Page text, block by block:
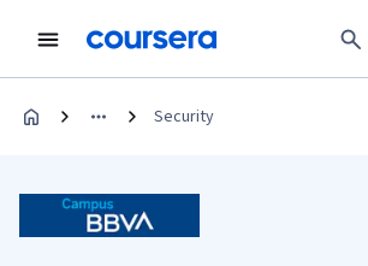
Security